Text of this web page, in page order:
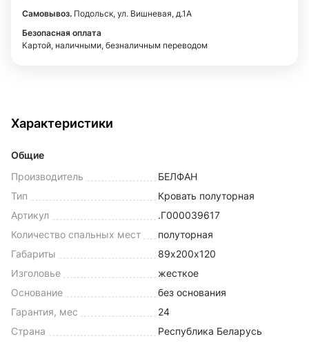
Самовывоз. Подольск, ул. Вишневая, д.1А
Безопасная оплата
Картой, наличными, безналичным переводом
Характеристики
Общие
Производитель
БЕЛФАН
Тип
Кровать полуторная
Артикул
.Г000039617
Количество спальных мест
полуторная
Габариты
89х200х120
Изголовье
жесткое
Основание
без основания
Гарантия, мес
24
Страна
Республика Беларусь